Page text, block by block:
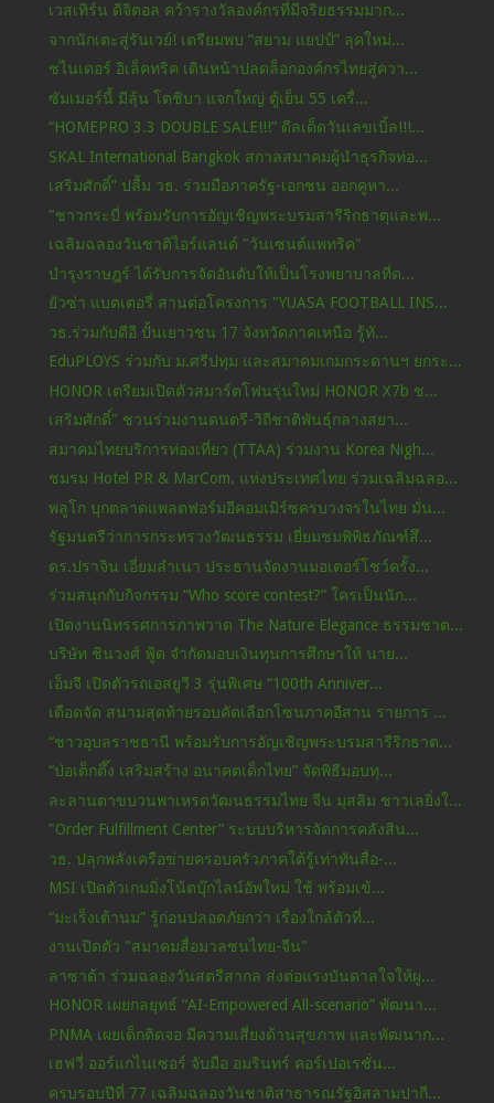
เวสเทิร์น ดิจิตอล คว้ารางวัลองค์กรที่มีจริยธรรมมาก...
จากนักเตะสู่รันเวย์! เตรียมพบ “สยาม แยปป์” ลุคใหม่...
ชไนเดอร์ อิเล็คทริค เดินหน้าปลดล็อกองค์กรไทยสู่ควา...
ซัมเมอร์นี้ มีลุ้น โตชิบา แจกใหญ่ ตู้เย็น 55 เครื่...
“HOMEPRO 3.3 DOUBLE SALE!!!” ดีลเด็ดวันเลขเบิ้ล!!!...
SKAL International Bangkok สกาลสมาคมผู้นำธุรกิจท่อ...
เสริมศักดิ์” ปลื้ม วธ. ร่วมมือภาครัฐ-เอกชน ออกคูหา...
"ชาวกระบี่ พร้อมรับการอัญเชิญพระบรมสารีริกธาตุและพ...
เฉลิมฉลองวันชาติไอร์แลนด์ "วันเซนต์แพทริค"
บำรุงราษฎร์ ได้รับการจัดอันดับให้เป็นโรงพยาบาลที่ด...
ยัวซ่า แบตเตอรี่ สานต่อโครงการ "YUASA FOOTBALL INS...
วธ.ร่วมกับดีอี ปั้นเยาวชน 17 จังหวัดภาคเหนือ รู้ทั...
EduPLOYS ร่วมกับ ม.ศรีปทุม และสมาคมเกมกระดานฯ ยกระ...
HONOR เตรียมเปิดตัวสมาร์ตโฟนรุ่นใหม่ HONOR X7b ช...
เสริมศักดิ์" ชวนร่วมงานดนตรี-วิถีชาติพันธุ์กลางสยา...
สมาคมไทยบริการท่องเที่ยว (TTAA) ร่วมงาน Korea Nigh...
ชมรม Hotel PR & MarCom. แห่งประเทศไทย ร่วมเฉลิมฉลอ...
พลูโก บุกตลาดแพลตฟอร์มอีคอมเมิร์ซครบวงจรในไทย มั่น...
รัฐมนตรีว่าการกระทรวงวัฒนธรรม เยี่ยมชมพิพิธภัณฑ์สึ...
ดร.ปราจิน เอี่ยมลำเนา ประธานจัดงานมอเตอร์โชว์ครั้ง...
ร่วมสนุกกับกิจกรรม “Who score contest?” ใครเป็นนัก...
เปิดงานนิทรรศการภาพวาด The Nature Elegance ธรรมชาต...
บริษัท ชินวงศ์ ฟู้ด จำกัดมอบเงินทุนการศึกษาให้ นาย...
เอ็มจี เปิดตัวรถเอสยูวี 3 รุ่นพิเศษ “100th Anniver...
เดือดจัด สนามสุดท้ายรอบคัดเลือกโซนภาคอีสาน รายการ ...
“ชาวอุบลราชธานี พร้อมรับการอัญเชิญพระบรมสารีริกธาต...
“ป่อเต็กตึ๊ง เสริมสร้าง อนาคตเด็กไทย” จัดพิธีมอบทุ...
ละลานตาขบวนพาเหรดวัฒนธรรมไทย จีน มุสลิม ชาวเลยิ่งใ...
"Order Fulfillment Center” ระบบบริหารจัดการคลังสิน...
วธ. ปลุกพลังเครือข่ายครอบครัวภาคใต้รู้เท่าทันสื่อ-...
MSI เปิดตัวเกมมิ่งโน้ตบุ๊กไลน์อัพใหม่ ใช้ พร้อมเข้...
“มะเร็งเต้านม” รู้ก่อนปลอดภัยกว่า เรื่องใกล้ตัวที่...
งานเปิดตัว "สมาคมสื่อมวลชนไทย-จีน"
ลาซาด้า ร่วมฉลองวันสตรีสากล ส่งต่อแรงบันดาลใจให้ผู...
HONOR เผยกลยุทธ์ “AI-Empowered All-scenario” พัฒนา...
PNMA เผยเด็กติดจอ มีความเสี่ยงด้านสุขภาพ และพัฒนาก...
เฮฟวี่ ออร์แกไนเซอร์ จับมือ อมรินทร์ คอร์เปอเรชั่น...
ครบรอบปีที่ 77 เฉลิมฉลองวันชาติสาธารณรัฐอิสลามปากี...